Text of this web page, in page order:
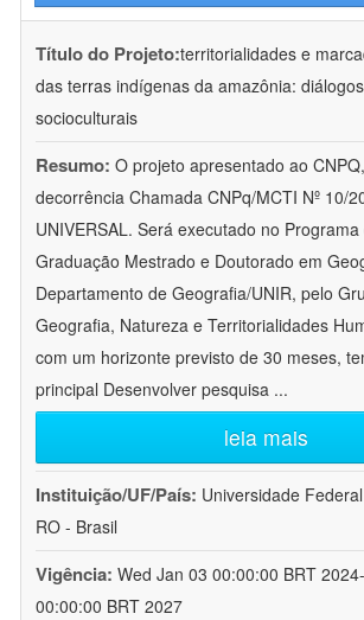
Título do Projeto:territorialidades e
das terras indígenas da amazônia:
socioculturais
Resumo: O projeto apresentado ao
decorrência Chamada CNPq/MCTI Nº 10/
UNIVERSAL. Será executado no Programa
Graduação Mestrado e Doutorado em
Departamento de Geografia/UNIR, pelo
Geografia, Natureza e Territorialidades
com um horizonte previsto de 30 meses,
principal Desenvolver pesquisa ...
leia mais
Instituição/UF/País: Universidade
RO - Brasil
Vigência: Wed Jan 03 00:00:00 BRT
00:00:00 BRT 2027